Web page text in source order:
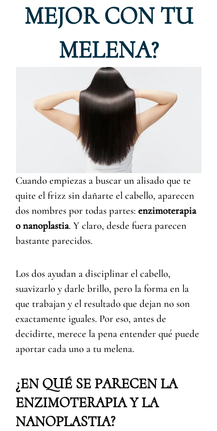
MEJOR CON TU
MELENA?
Cuando empiezas a buscar un alisado que te
quite el frizz sin dañarte el cabello, aparecen
dos nombres por todas partes:enzimoterapia
o nanoplastia. Y claro, desde fuera parecen
bastante parecidos.
Los dos ayudan a disciplinar el cabello,
suavizarlo y darle brillo, pero la forma en la
que trabajan y el resultado que dejan no son
exactamente iguales. Por eso, antes de
decidirte, merece la pena entender qué puede
aportar cada uno a tu melena.
¿EN QUÉ SE PARECEN LA
ENZIMOTERAPIA Y LA
NANOPLASTIA?